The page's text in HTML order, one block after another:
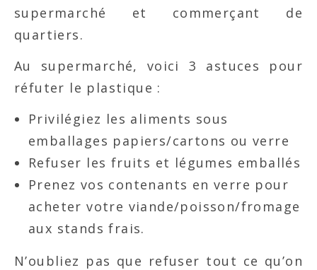
supermarché et commerçant de
quartiers.
Au supermarché, voici 3 astuces pour
réfuter le plastique :
Privilégiez les aliments sous
emballages papiers/cartons ou verre
Refuser les fruits et légumes emballés
Prenez vos contenants en verre pour
acheter votre viande/poisson/fromage
aux stands frais.
N’oubliez pas que refuser tout ce qu’on